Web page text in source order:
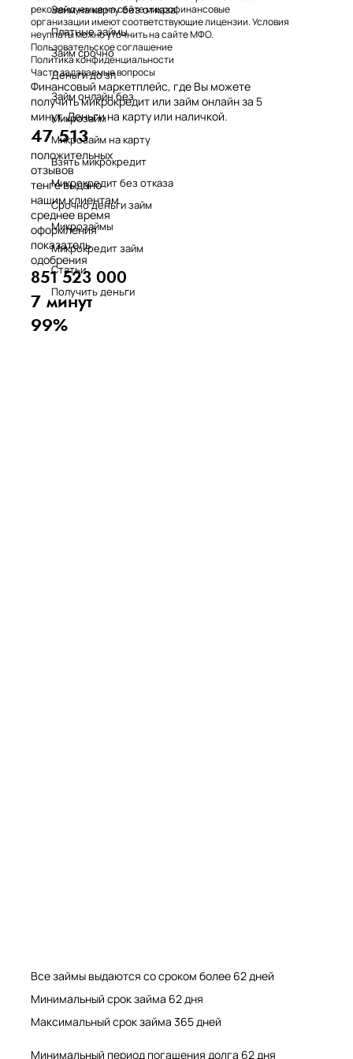
Займ на карту без отказа
Платные займы
Займ срочно
Деньги до зп
Займ онлайн без
Микрозайм
Микрозайм на карту
Взять микрокредит
Микрокредит без отказа
Срочно деньги займ
Микрозаймы
Микрокредит займ
Статьи
Получить деньги
рекомендуемые на сайте микрофинансовые
организации имеют соответствующие лицензии. Условия
неуплаты можно уточнить на сайте МФО.
Пользовательское соглашение
Политика конфиденциальности
Часто задаваемые вопросы
Финансовый маркетплейс, где Вы можете
получить микрокредит или займ онлайн за 5
минут. Деньги на карту или наличкой.
47 513
положительных
отзывов
тенге выдано
нашим клиентам
среднее время
оформления
показатель
одобрения
851 523 000
7 минут
99%
Все займы выдаются со сроком более 62 дней
Минимальный срок займа 62 дня
Максимальный срок займа 365 дней
Минимальный период погашения долга 62 дня